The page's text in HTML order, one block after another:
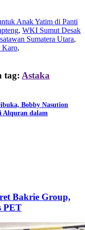
Anak Yatim di Panti
, WKI Sumut Desak
Sumatera Utara,
Karo,
tag: Astaka
Bobby Nasution
Alquran dalam
Bakrie Group,
PET